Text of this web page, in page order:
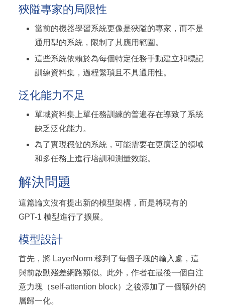
狹隘專家的局限性
當前的機器學習系統更像是狹隘的專家，而不是
通用型的系統，限制了其應用範圍。
這些系統依賴於為每個特定任務手動建立和標記
訓練資料集，過程繁瑣且不具通用性。
泛化能力不足
單域資料集上單任務訓練的普遍存在導致了系統
缺乏泛化能力。
為了實現穩健的系統，可能需要在更廣泛的領域
和多任務上進行培訓和測量效能。
解決問題
這篇論文沒有提出新的模型架構，而是將現有的
GPT-1 模型進行了擴展。
模型設計
首先，將 LayerNorm 移到了每個子塊的輸入處，這
與前啟動殘差網路類似。此外，作者在最後一個自注
意力塊（self-attention block）之後添加了一個額外的
層歸一化。